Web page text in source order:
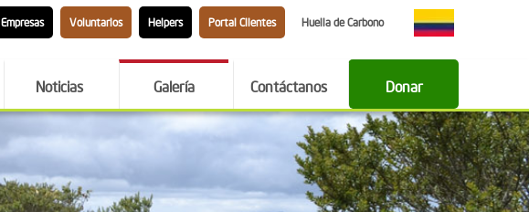
Empresas Voluntarios Helpers Portal Clientes Huella de Carbono
Noticias Galería Contáctanos Donar